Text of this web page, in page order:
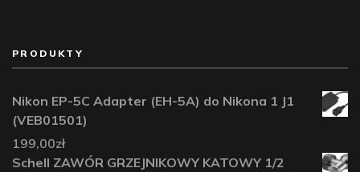
PRODUKTY
Nikon EP-5C Adapter (EH-5A) do Nikona 1 J1
(VEB01501)
199,00zł
Schell ZAWÓR GRZEJNIKOWY KATOWY 1/2